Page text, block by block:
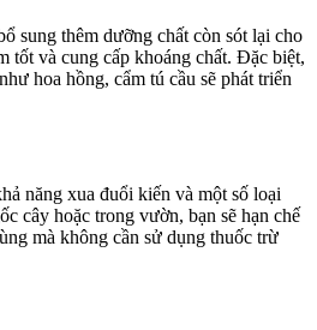
sung thêm dưỡng chất còn sót lại cho
tốt và cung cấp khoáng chất. Đặc biệt,
hoa hồng, cẩm tú cầu sẽ phát triển
năng xua đuổi kiến và một số loại
cây hoặc trong vườn, bạn sẽ hạn chế
mà không cần sử dụng thuốc trừ